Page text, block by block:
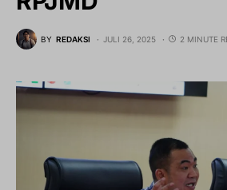
BY REDAKSI JULI 26, 2025 2 MINUTE